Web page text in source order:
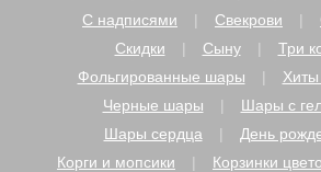
С надписями
Свекрови
Скидки
Сыну
Три
Фольгированные шары
Черные шары
Шары с
Шары сердца
День
Корги и мопсики
Корзинки